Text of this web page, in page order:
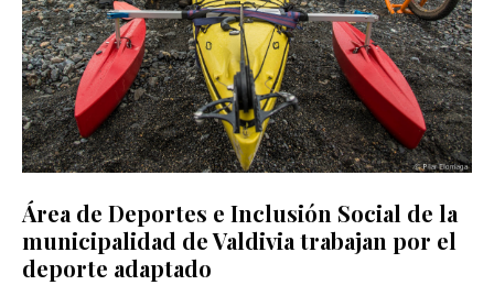
Área de Deportes e Inclusión Social de la
municipalidad de Valdivia trabajan por el
deporte adaptado